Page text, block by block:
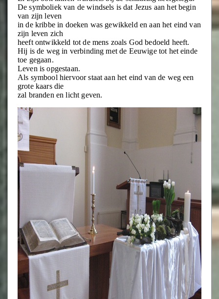
De symboliek van de windsels is dat Jezus aan het begin
van zijn leven
in de kribbe in doeken was gewikkeld en aan het eind van
zijn leven zich
heeft ontwikkeld tot de mens zoals God bedoeld heeft.
Hij is de weg in verbinding met de Eeuwige tot het einde
toe gegaan.
Leven is opgestaan.
Als symbool hiervoor staat aan het eind van de weg een
grote kaars die
zal branden en licht geven.